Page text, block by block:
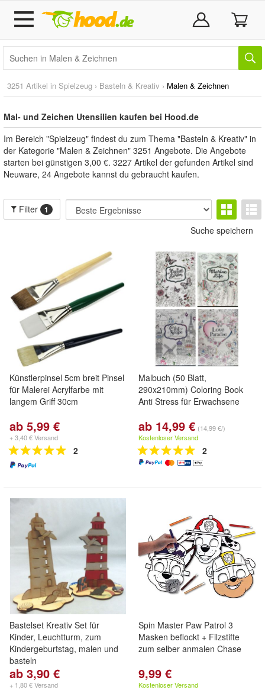
3251 Artikel in Spielzeug › Basteln & Kreativ › Malen & Zeichnen
Mal- und Zeichen Utensilien kaufen bei Hood.de
Im Bereich "Spielzeug" findest du zum Thema "Basteln & Kreativ" in
der Kategorie "Malen & Zeichnen" 3251 Angebote. Die Angebote
starten bei günstigen 3,00 €. 3227 Artikel der gefunden Artikel sind
Neuware, 24 Angebote kannst du gebraucht kaufen.
Filter 1
Suche speichern
Künstlerpinsel 5cm breit Pinsel
für Malerei Acrylfarbe mit
langem Griff 30cm
ab 5,99 €
+ 3,40 € Versand
2
Malbuch (50 Blatt,
290x210mm) Coloring Book
Anti Stress für Erwachsene
ab 14,99 € (14,99 €/)
Kostenloser Versand
2
Bastelset Kreativ Set für
Kinder, Leuchtturm, zum
Kindergeburtstag, malen und
basteln
ab 3,90 €
+ 1,80 € Versand
Spin Master Paw Patrol 3
Masken beflockt + Filzstifte
zum selber anmalen Chase
9,99 €
Kostenloser Versand